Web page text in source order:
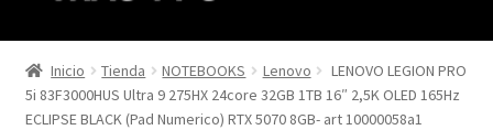
HOME
TIENDA
Inicio Tienda NOTEBOOKS Lenovo
LENOVO LEGION PRO
5i 83F3000HUS Ultra 9 275HX 24core 32GB 1TB 16″ 2,5K OLED 165Hz
ECLIPSE BLACK (Pad Numerico) RTX 5070 8GB- art 10000058a1